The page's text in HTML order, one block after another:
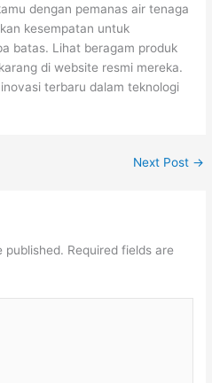
dengan pemanas air tenaga
kesempatan untuk
batas. Lihat beragam produk
di website resmi mereka.
terbaru dalam teknologi
Next Post →
published. Required fields are